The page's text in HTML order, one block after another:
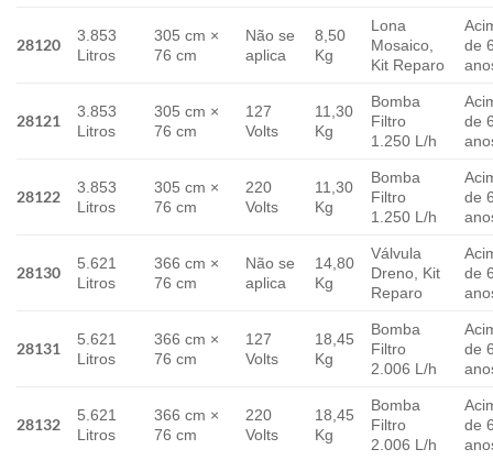
28120
3.853
Litros
305 cm ×
76 cm
Não se
aplica
8,50
Kg
Lona
Mosaico,
Kit Reparo
de
28121
3.853
Litros
305 cm ×
76 cm
127
Volts
11,30
Kg
Bomba
Filtro
1.250 L/h
de
28122
3.853
Litros
305 cm ×
76 cm
220
Volts
11,30
Kg
Bomba
Filtro
1.250 L/h
de
28130
5.621
Litros
366 cm ×
76 cm
Não se
aplica
14,80
Kg
Válvula
Dreno, Kit
Reparo
de
28131
5.621
Litros
366 cm ×
76 cm
127
Volts
18,45
Kg
Bomba
Filtro
2.006 L/h
de
28132
5.621
Litros
366 cm ×
76 cm
220
Volts
18,45
Kg
Bomba
Filtro
2.006 L/h
de